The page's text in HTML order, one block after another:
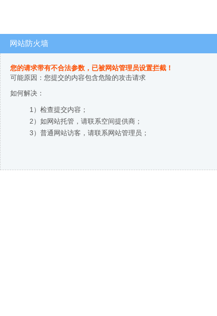
网站防火墙
您的请求带有不合法参数，已被网站管理员设置拦截！
可能原因：您提交的内容包含危险的攻击请求
如何解决：
1）检查提交内容；
2）如网站托管，请联系空间提供商；
3）普通网站访客，请联系网站管理员；